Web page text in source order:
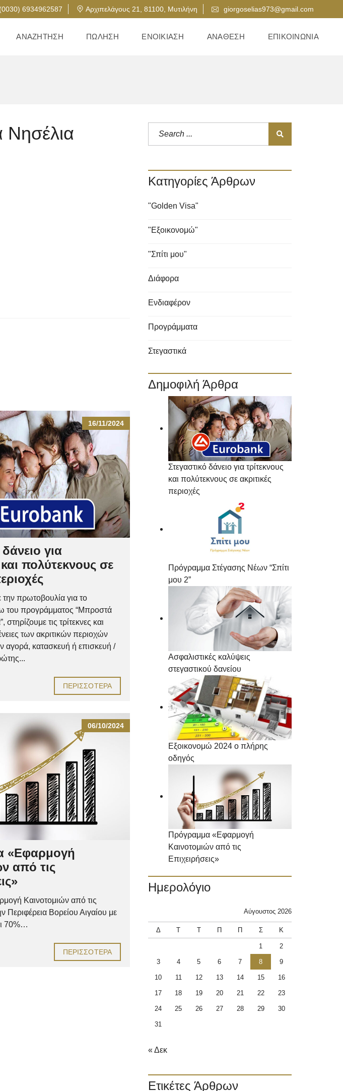
(0030) 6934962587 Αρχιπελάγους 21, 81100, Μυτιλήνη giorgoselias973@gmail.com
ΑΝΑΖΉΤΗΣΗ ΠΏΛΗΣΗ ΕΝΟΙΚΊΑΣΗ ΑΝΆΘΕΣΗ ΕΠΙΚΟΙΝΩΝΊΑ
Νησέλια
16/11/2024
για
πολύτεκνους σε
πρωτοβουλία για το
του προγράμματος “Μπροστά
στηρίζουμε τις τρίτεκνες και
των ακριτικών περιοχών
αγορά, κατασκευή ή επισκευή /
ΠΕΡΙΣΣΌΤΕΡΑ
06/10/2024
«Εφαρμογή
από τις
Καινοτομιών από τις
Περιφέρεια Βορείου Αιγαίου με
70%…
ΠΕΡΙΣΣΌΤΕΡΑ
Κατηγορίες Άρθρων
"Golden Visa"
"Εξοικονομώ"
"Σπίτι μου"
Διάφορα
Ενδιαφέρον
Προγράμματα
Στεγαστικά
Δημοφιλή Άρθρα
Στεγαστικό δάνειο για τρίτεκνους
και πολύτεκνους σε ακριτικές
περιοχές
Πρόγραμμα Στέγασης Νέων “Σπίτι
μου 2”
Ασφαλιστικές καλύψεις
στεγαστικού δανείου
Εξοικονομώ 2024 ο πλήρης
οδηγός
Πρόγραμμα «Εφαρμογή
Καινοτομιών από τις
Επιχειρήσεις»
Ημερολόγιο
Αύγουστος 2026
Δ Τ Τ Π Π Σ Κ
1 2
3 4 5 6 7 8 9
10 11 12 13 14 15 16
17 18 19 20 21 22 23
24 25 26 27 28 29 30
31
« Δεκ
Ετικέτες Άρθρων